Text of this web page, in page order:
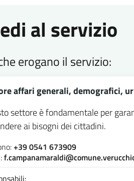
al servizio
erogano il servizio:
affari generali, demografici,
settore è fondamentale per
ai bisogni dei cittadini.
+39 0541 673909